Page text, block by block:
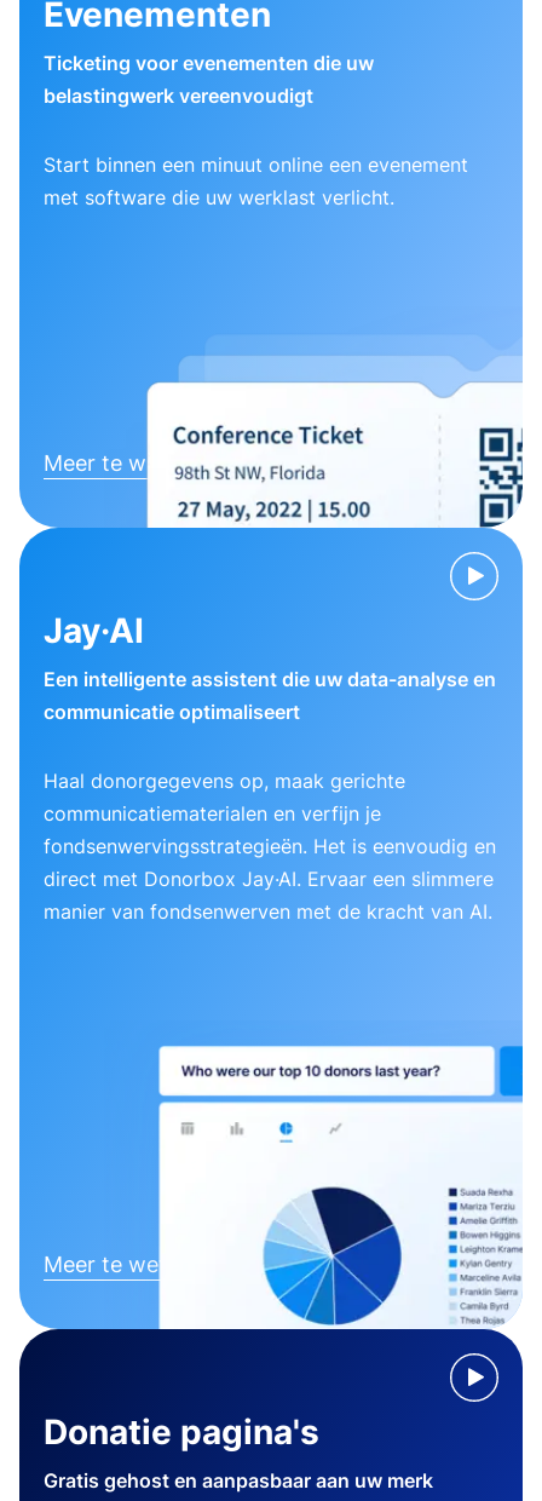
Evenementen
Ticketing voor evenementen die uw
belastingwerk vereenvoudigt
Start binnen een minuut online een evenement
met software die uw werklast verlicht.
Meer te weten komen
Jay·AI
Een intelligente assistent die uw data-analyse en
communicatie optimaliseert
Haal donorgegevens op, maak gerichte
communicatiematerialen en verfijn je
fondsenwervingsstrategieën. Het is eenvoudig en
direct met Donorbox Jay·AI. Ervaar een slimmere
manier van fondsenwerven met de kracht van AI.
Meer te weten komen
Donatie pagina's
Gratis gehost en aanpasbaar aan uw merk